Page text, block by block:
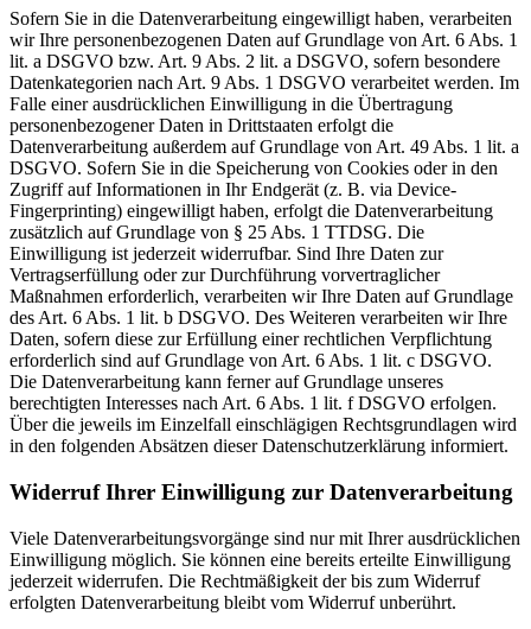
Sofern Sie in die Datenverarbeitung eingewilligt haben, verarbeiten
wir Ihre personenbezogenen Daten auf Grundlage von Art. 6 Abs. 1
lit. a DSGVO bzw. Art. 9 Abs. 2 lit. a DSGVO, sofern besondere
Datenkategorien nach Art. 9 Abs. 1 DSGVO verarbeitet werden. Im
Falle einer ausdrücklichen Einwilligung in die Übertragung
personenbezogener Daten in Drittstaaten erfolgt die
Datenverarbeitung außerdem auf Grundlage von Art. 49 Abs. 1 lit. a
DSGVO. Sofern Sie in die Speicherung von Cookies oder in den
Zugriff auf Informationen in Ihr Endgerät (z. B. via Device-
Fingerprinting) eingewilligt haben, erfolgt die Datenverarbeitung
zusätzlich auf Grundlage von § 25 Abs. 1 TTDSG. Die
Einwilligung ist jederzeit widerrufbar. Sind Ihre Daten zur
Vertragserfüllung oder zur Durchführung vorvertraglicher
Maßnahmen erforderlich, verarbeiten wir Ihre Daten auf Grundlage
des Art. 6 Abs. 1 lit. b DSGVO. Des Weiteren verarbeiten wir Ihre
Daten, sofern diese zur Erfüllung einer rechtlichen Verpflichtung
erforderlich sind auf Grundlage von Art. 6 Abs. 1 lit. c DSGVO.
Die Datenverarbeitung kann ferner auf Grundlage unseres
berechtigten Interesses nach Art. 6 Abs. 1 lit. f DSGVO erfolgen.
Über die jeweils im Einzelfall einschlägigen Rechtsgrundlagen wird
in den folgenden Absätzen dieser Datenschutzerklärung informiert.
Widerruf Ihrer Einwilligung zur Datenverarbeitung
Viele Datenverarbeitungsvorgänge sind nur mit Ihrer ausdrücklichen
Einwilligung möglich. Sie können eine bereits erteilte Einwilligung
jederzeit widerrufen. Die Rechtmäßigkeit der bis zum Widerruf
erfolgten Datenverarbeitung bleibt vom Widerruf unberührt.